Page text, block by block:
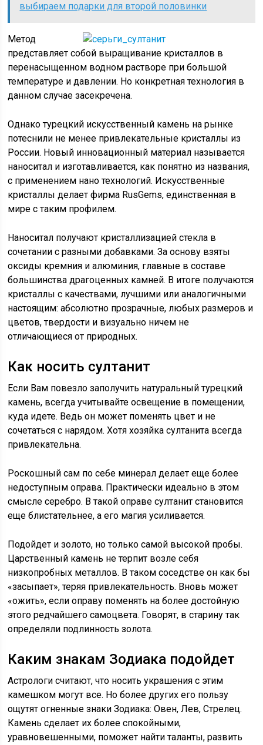
выбираем подарки для второй половинки
Метод
представляет собой выращивание кристаллов в
перенасыщенном водном растворе при большой
температуре и давлении. Но конкретная технология в
данном случае засекречена.
Однако турецкий искусственный камень на рынке
потеснили не менее привлекательные кристаллы из
России. Новый инновационный материал называется
наноситал и изготавливается, как понятно из названия,
с применением нано технологий. Искусственные
кристаллы делает фирма RusGems, единственная в
мире с таким профилем.
Наноситал получают кристаллизацией стекла в
сочетании с разными добавками. За основу взяты
оксиды кремния и алюминия, главные в составе
большинства драгоценных камней. В итоге получаются
кристаллы с качествами, лучшими или аналогичными
настоящим: абсолютно прозрачные, любых размеров и
цветов, твердости и визуально ничем не
отличающиеся от природных.
Как носить султанит
Если Вам повезло заполучить натуральный турецкий
камень, всегда учитывайте освещение в помещении,
куда идете. Ведь он может поменять цвет и не
сочетаться с нарядом. Хотя хозяйка султанита всегда
привлекательна.
Роскошный сам по себе минерал делает еще более
недоступным оправа. Практически идеально в этом
смысле серебро. В такой оправе султанит становится
еще блистательнее, а его магия усиливается.
Подойдет и золото, но только самой высокой пробы.
Царственный камень не терпит возле себя
низкопробных металлов. В таком соседстве он как бы
«засыпает», теряя привлекательность. Вновь может
«ожить», если оправу поменять на более достойную
этого редчайшего самоцвета. Говорят, в старину так
определяли подлинность золота.
Каким знакам Зодиака подойдет
Астрологи считают, что носить украшения с этим
камешком могут все. Но более других его пользу
ощутят огненные знаки Зодиака: Овен, Лев, Стрелец.
Камень сделает их более спокойными,
уравновешенными, поможет найти таланты, развить